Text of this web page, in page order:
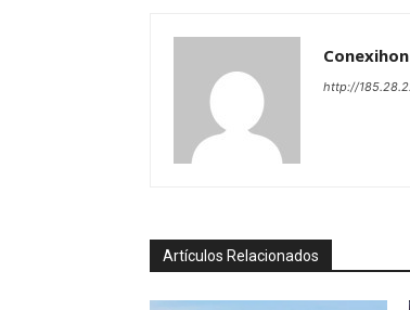
Conexihon
http://
Artículos Relacionados